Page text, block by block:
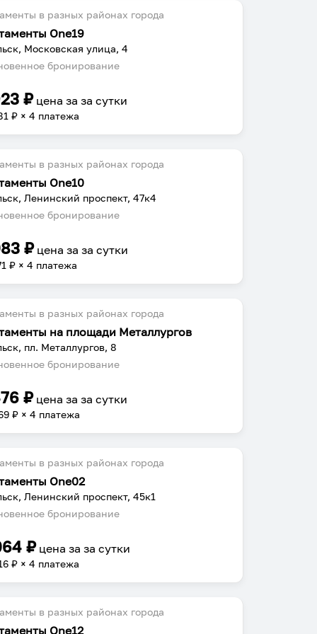
в разных районах города
One19
Московская улица, 4
бронирование
₽ цена заза сутки
₽ × 4 платежа
в разных районах города
One10
Ленинский проспект, 47к4
бронирование
₽ цена заза сутки
₽ × 4 платежа
в разных районах города
на площади Металлургов
пл. Металлургов, 8
бронирование
₽ цена заза сутки
₽ × 4 платежа
в разных районах города
One02
Ленинский проспект, 45к1
бронирование
₽ цена заза сутки
₽ × 4 платежа
в разных районах города
One12